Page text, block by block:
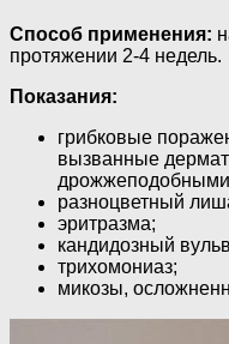
Способ применения:
протяжении 2-4 недель.
Показания:
грибковые
вызванные
разноцветный
эритразма;
кандидозный
трихомониаз;
микозы,